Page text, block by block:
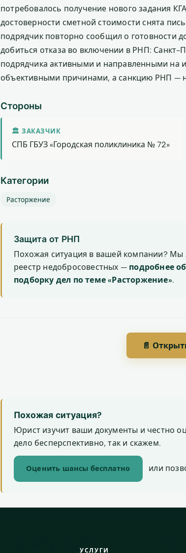
потребовалось получение нового задания
достоверности сметной стоимости снята
подрядчик повторно сообщил о готовности
добиться отказа во включении в РНП: Санкт-
подрядчика активными и направленными на
объективными причинами, а санкцию РНП —
Стороны
🏛 ЗАКАЗЧИК
СПБ ГБУЗ «Городская поликлиника № 72»
Категории
Расторжение
Защита от РНП
Похожая ситуация в вашей компании?
реестр недобросовестных — подробнее
подборку дел по теме «Расторжение».
📄
Похожая ситуация?
Юрист изучит ваши документы и честно
дело бесперспективно, так и скажем.
Оценить шансы бесплатно или
УСЛУГИ